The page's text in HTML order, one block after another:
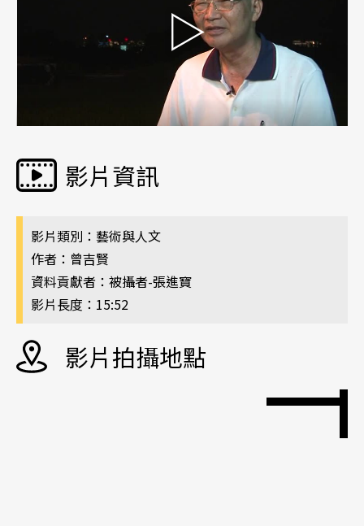
影片資訊
影片類別：藝術與人文
作者：曾吉賢
資料貢獻者：被攝者-張進寶
影片長度：15:52
影片拍攝地點